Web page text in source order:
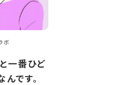
ボ
一番ひど
です。